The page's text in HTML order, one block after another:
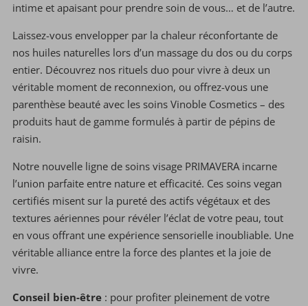
intime et apaisant pour prendre soin de vous… et de l’autre.
Laissez-vous envelopper par la chaleur réconfortante de
nos huiles naturelles lors d’un massage du dos ou du corps
entier. Découvrez nos rituels duo pour vivre à deux un
véritable moment de reconnexion, ou offrez-vous une
parenthèse beauté avec les soins Vinoble Cosmetics – des
produits haut de gamme formulés à partir de pépins de
raisin.
Notre nouvelle ligne de soins visage PRIMAVERA incarne
l’union parfaite entre nature et efficacité. Ces soins vegan
certifiés misent sur la pureté des actifs végétaux et des
textures aériennes pour révéler l’éclat de votre peau, tout
en vous offrant une expérience sensorielle inoubliable. Une
véritable alliance entre la force des plantes et la joie de
vivre.
Conseil bien-être : pour profiter pleinement de votre